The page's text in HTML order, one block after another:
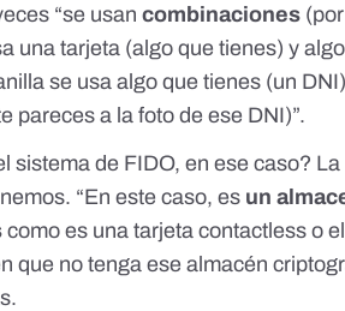
“se usancombinaciones
una tarjeta (algo que tienes) y
se usa algo que tienes (un
pareces a la foto de ese DNI)”.
sistema de FIDO, en ese caso?
“En este caso, es un
como es una tarjeta contactless o
que no tenga ese almacén